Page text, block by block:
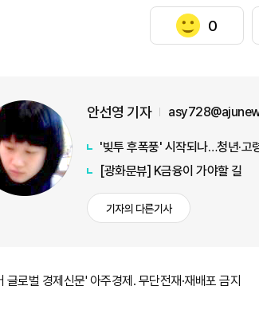
0
안선영 기자
'빚투 후폭풍' 시작되나…청년·고
[광화문뷰] K금융이 가야할 길
기자의 다른기사
로벌 경제신문' 아주경제. 무단전재·재배포 금지